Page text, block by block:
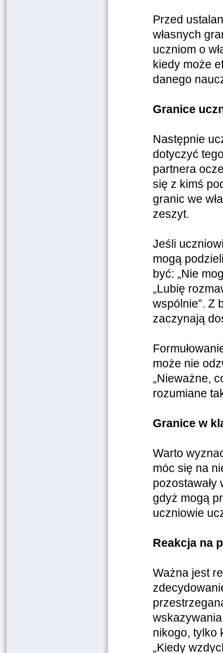
Przed
własnych
uczniom o
kiedy może
danego
Granice
Następnie
dotyczyć
partnera
się z kimś
granic we
zeszyt.
Jeśli
mogą
być: „Nie
„Lubię
wspólnie”. Z
zaczynają
może nie
„Nieważne,
rozumiane
Granice w
Warto
móc się na
gdyż mogą
uczniowie
Reakcja na
Ważna jest
nikogo, tylko
„Kiedy